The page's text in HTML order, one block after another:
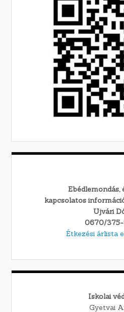
Ebédlemondás,
kapcsolatos
Ujvári
0670/
Étkezési árlista
Iskolai
Gyetvai